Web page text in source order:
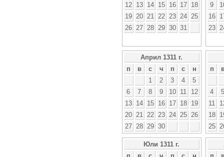
12
13 14 15 16 17
18
19
20 21 22 23 24
25
26
27 28 29 30 31
9
16
23
Април 1311 г.
п
в с ч п с
н
1
2 3 4
5
6
7 8 9 10 11
12
13
14 15 16 17 18
19
20
21 22 23 24 25
26
27
28 29 30
п
4
5
11
18
25
Юли 1311 г.